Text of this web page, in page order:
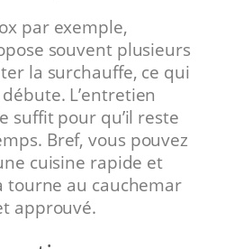
par exemple,
souvent plusieurs
la surchauffe, ce qui
L’entretien
suffit pour qu’il reste
Bref, vous pouvez
cuisine rapide et
tourne au cauchemar
approuvé.